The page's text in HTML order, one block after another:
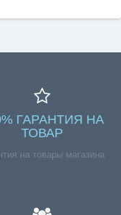
ГАРАНТИЯ НА
ТОВАР
на товары магазина